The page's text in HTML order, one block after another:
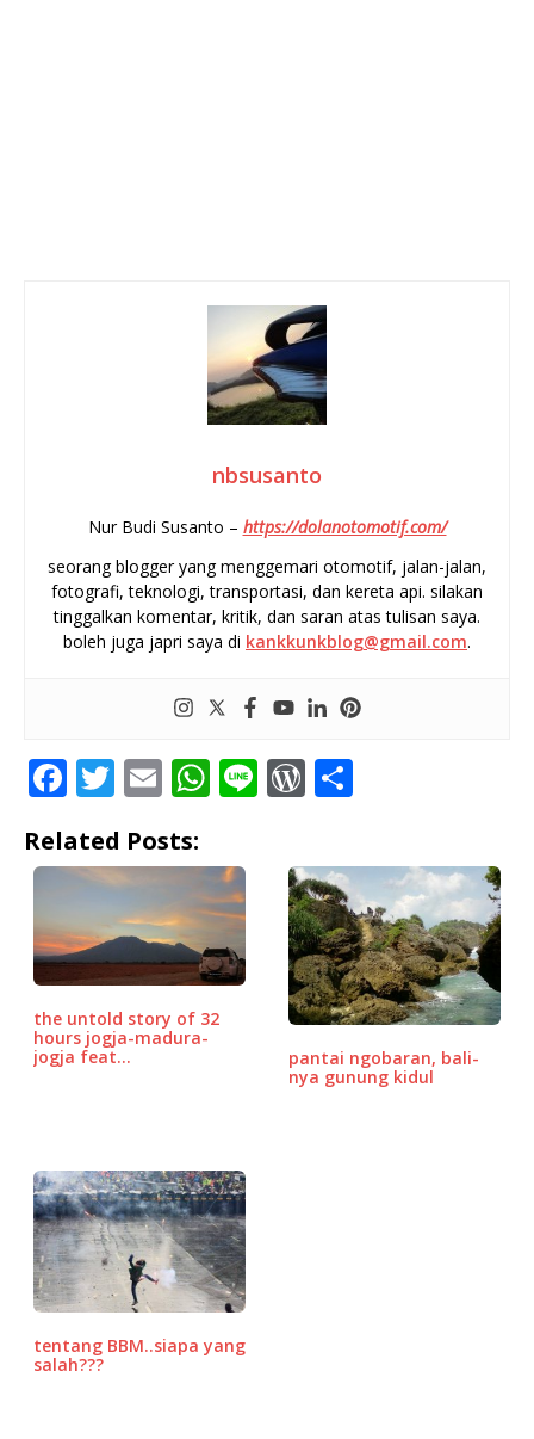
nbsusanto
Nur Budi Susanto – https://dolanotomotif.com/
seorang blogger yang menggemari otomotif, jalan-jalan,
fotografi, teknologi, transportasi, dan kereta api. silakan
tinggalkan komentar, kritik, dan saran atas tulisan saya.
boleh juga japri saya di kankkunkblog@gmail.com.
F
c
e
b
o
o
k
T
it
te
r
E
ai
W
at
s
A
p
p
Li W
r
d
P
r
e
ss
ar
e
Related Posts:
the untold story of 32
hours jogja-madura-
jogja feat…
pantai ngobaran, bali-
nya gunung kidul
tentang BBM..siapa yang
salah???